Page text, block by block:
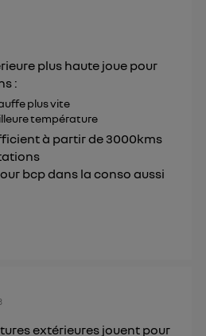
plus haute joue pour
:
plus vite
température
à partir de 3000kms
bcp dans la conso aussi
extérieures jouent pour